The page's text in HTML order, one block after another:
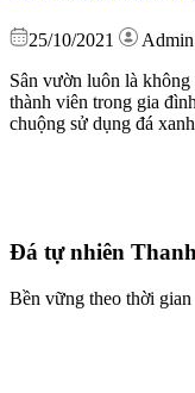
25/10/2021
Admin
Sân vườn luôn là
thành viên trong gia
chuộng sử dụng đá
Đá tự nhiên
Bền vững theo thời gian